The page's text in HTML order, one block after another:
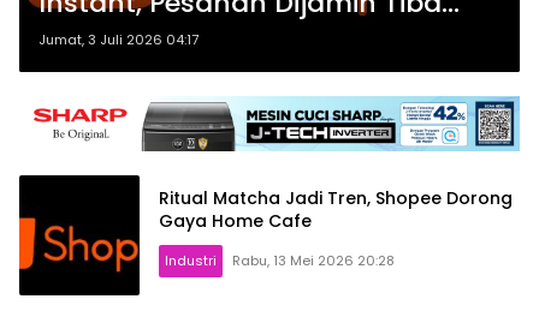
dalam 1 Jam
Jumat, 3 Juli 2026 04:17
Ritual Matcha Jadi Tren, Shopee Dorong
Gaya Home Cafe
Industri Rabu, 13 Mei 2026 20:28